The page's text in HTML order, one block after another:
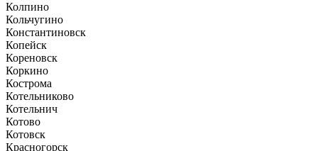
Колпино
Кольчугино
Константиновск
Копейск
Кореновск
Коркино
Кострома
Котельниково
Котельнич
Котово
Котовск
Красногорск